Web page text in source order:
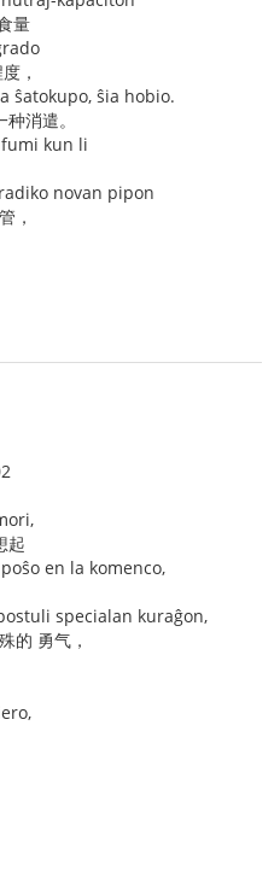
量
，
ŝatokupo, ŝia hobio.
消遣。
kun li
novan pipon
，
起
en la komenco,
specialan kuraĝon,
的 勇气，